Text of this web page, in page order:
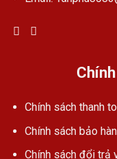
Chính sách thanh
Chính sách bảo
Chính sách đổi trả